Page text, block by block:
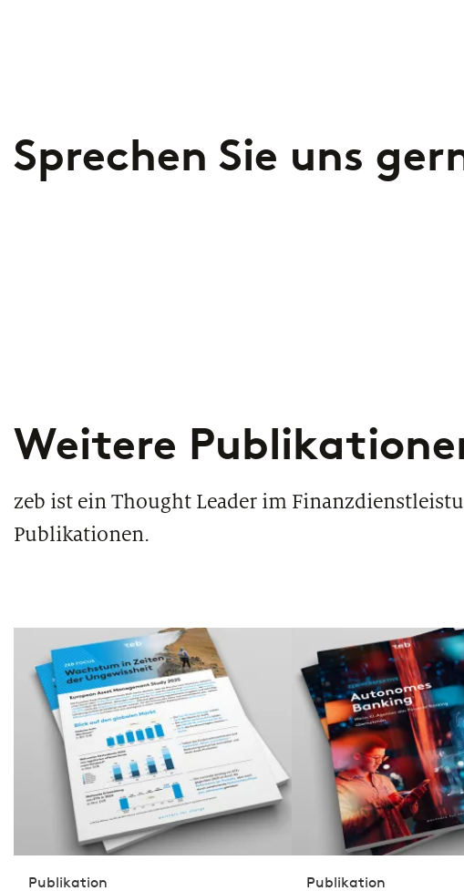
Sprechen Sie uns
Weitere
zeb ist ein Thought Leader im
Publikationen.
Publikation Publikation